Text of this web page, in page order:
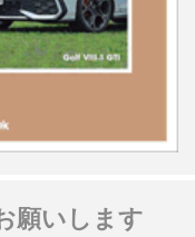
願いします